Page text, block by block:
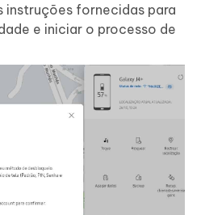
instruções fornecidas para
e iniciar o processo de